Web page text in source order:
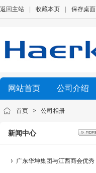
返回主站 收藏本页 保存桌面
网站首页 公司介绍
首页 > 公司相册
新闻中心
广东华坤集团与江西商会优秀